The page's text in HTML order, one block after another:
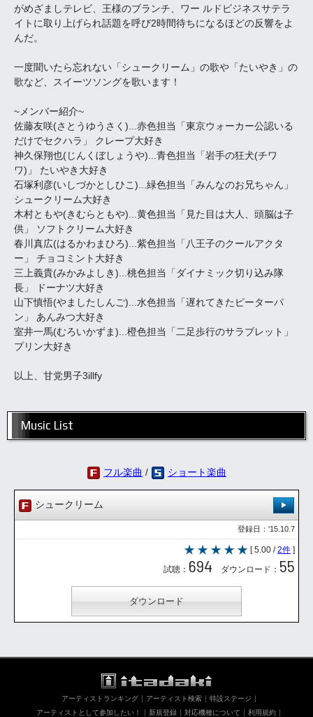
がめざましテレビ、王様のブランチ、ワー ルドビジネスサテラ
イトに取り上げられ話題を呼び2時間待ちになるほどの反響をよ
んだ。
一度聞いたら忘れない「シュークリーム」の歌や「たいやき」の
歌など、スイーツソングを歌います！
~メンバー紹介~
佐藤友咲(さとうゆうさく)...赤色担当「東京ウォーカー公認いる
だけでセクハラ」 クレープ大好き
神久保翔也(じんくぼしょうや)...青色担当「岩手の狂犬(チワ
ワ)」 たいやき大好き
石塚利彦(いしづかとしひこ)...緑色担当「みんなのお兄ちゃん」
シュークリーム大好き
木村ともや(きむらともや)...黄色担当「見た目は大人、頭脳は子
供」 ソフトクリーム大好き
春川真広(はるかわまひろ)...紫色担当「八王子のクールアクタ
ー」 チョコミント大好き
三上義貴(みかみよしき)...桃色担当「ダイナミック切り込み隊
長」 ドーナツ大好き
山下慎悟(やましたしんご)...水色担当「遅れてきたピーターパ
ン」 あんみつ大好き
室井一馬(むろいかずま)...橙色担当「二足歩行のサラブレット」
プリン大好き
以上、甘党男子3illfy
Music List
フル楽曲 / ショート楽曲
シュークリーム
登録日：'15.10.7
[ 5.00 /2件 ]
試聴： 694 ダウンロード： 55
ダウンロード
アーティストランキング アーティスト検索
特設ステージ
アーティストとして参加したい！
新規登録 対応機種について 利用規約